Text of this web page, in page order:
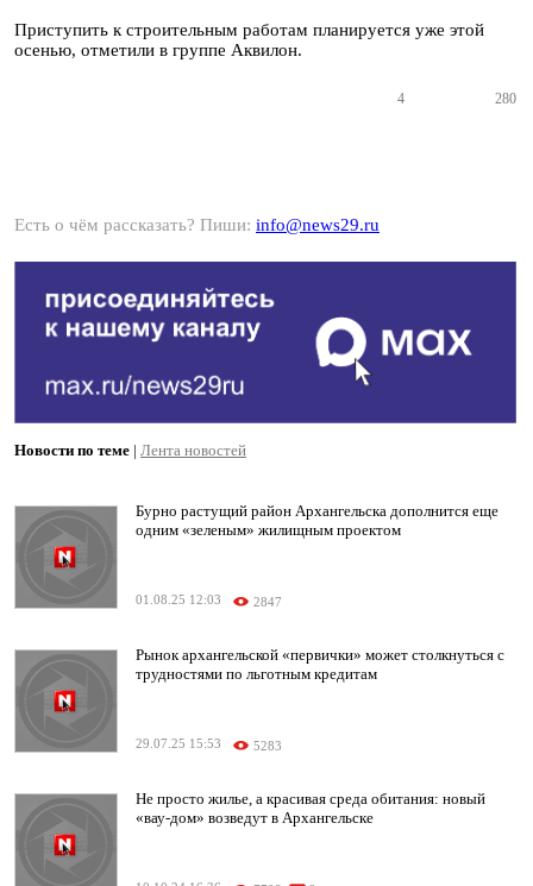
Приступить к строительным работам планируется уже этой
осенью, отметили в группе Аквилон.
4 280
Есть о чём рассказать? Пиши: info@news29.ru
Новости по теме | Лента новостей
Бурно растущий район Архангельска дополнится еще
одним «зеленым» жилищным проектом
01.08.25 12:03 2847
Рынок архангельской «первички» может столкнуться с
трудностями по льготным кредитам
29.07.25 15:53 5283
Не просто жилье, а красивая среда обитания: новый
«вау-дом» возведут в Архангельске